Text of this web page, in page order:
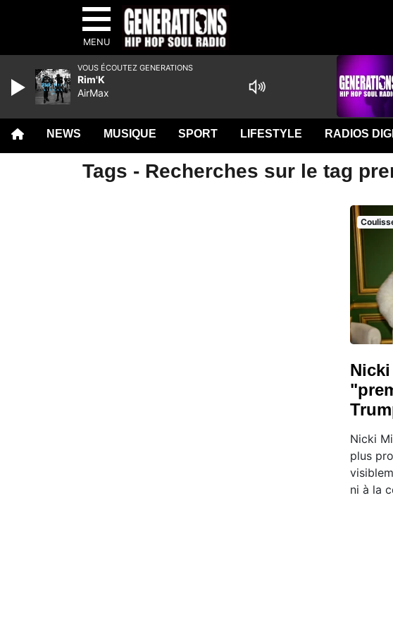
MENU
NEWS MUSIQUE SPORT LIFESTYLE RADIOS
Tags - Recherches sur le tag
Nicki
plus
ni à la
VOUS ÉCOUTEZ GENERATIONS
Rim'K
AirMax